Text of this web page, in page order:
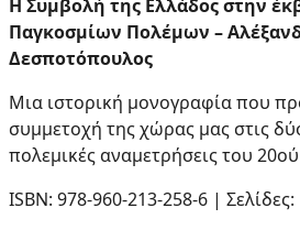
H Συμβολή της Ελλάδος στην
Παγκοσμίων Πολέμων –
Δεσποτόπουλος
Mια ιστορική μονογραφία που
συμμετοχή της χώρας μας στις
πολεμικές αναμετρήσεις του
ISBN: 978-960-213-258-6 | Σελίδες: